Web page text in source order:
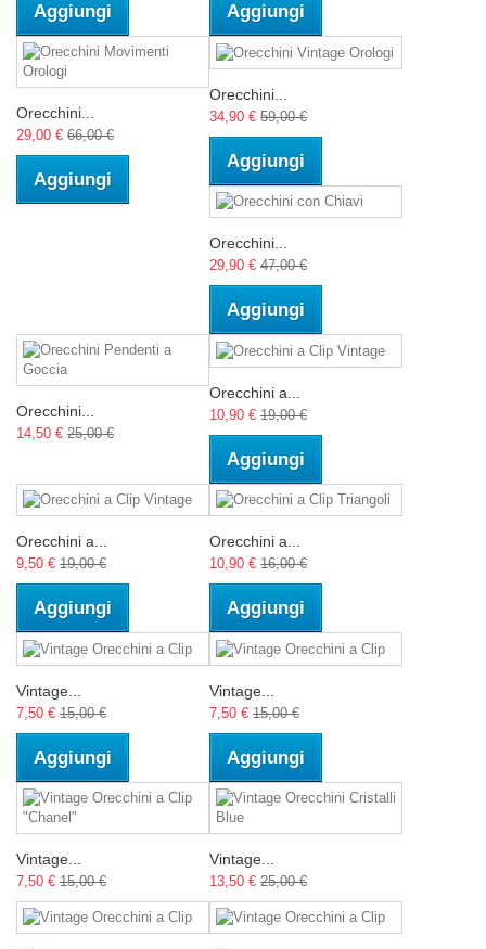
Aggiungi Aggiungi
Orecchini...
29,00 € 66,00 €
Aggiungi
Orecchini...
34,90 € 59,00 €
Aggiungi
Orecchini...
29,90 € 47,00 €
Aggiungi
Orecchini...
14,50 € 25,00 €
Orecchini a...
10,90 € 19,00 €
Aggiungi
Orecchini a...
9,50 € 19,00 €
Aggiungi
Orecchini a...
10,90 € 16,00 €
Aggiungi
Vintage...
7,50 € 15,00 €
Aggiungi
Vintage...
7,50 € 15,00 €
Aggiungi
Vintage...
7,50 € 15,00 €
Vintage...
13,50 € 25,00 €